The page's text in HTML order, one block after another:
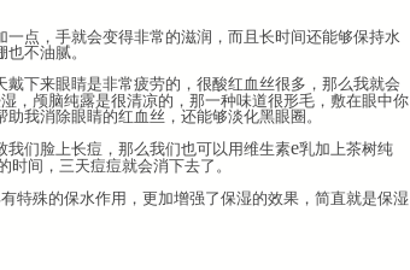
点，手就会变得非常的滋润，而且长时间还能够保持水
不油腻。
下来眼睛是非常疲劳的，很酸红血丝很多，那么我就会
，颅脑纯露是很清凉的，那一种味道很形毛，敷在眼中你
我消除眼睛的红血丝，还能够淡化黑眼圈。
们脸上长痘，那么我们也可以用维生素e乳加上茶树纯
时间，三天痘痘就会消下去了。
特殊的保水作用，更加增强了保湿的效果，简直就是保湿